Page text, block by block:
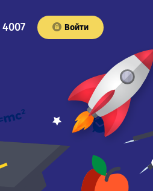
Войти